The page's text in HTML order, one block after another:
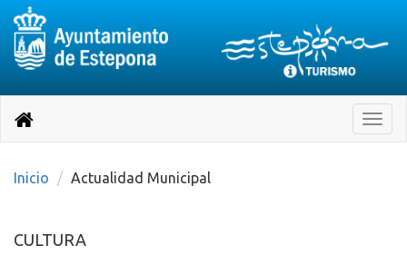
página
Toggle
Destino:
Volver
inicio
Inicio Actualidad Municipal
CULTURA